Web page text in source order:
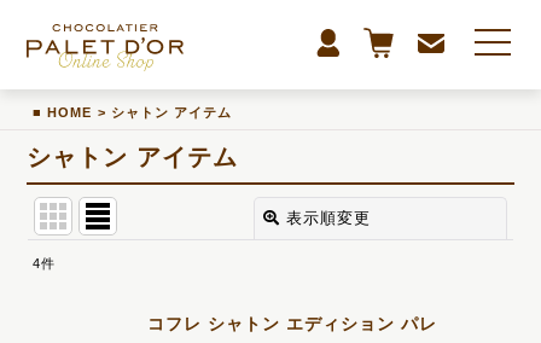
HOME > シャトン アイテム
シャトン アイテム
表示順変更
4件
コフレ シャトン エディション パレ